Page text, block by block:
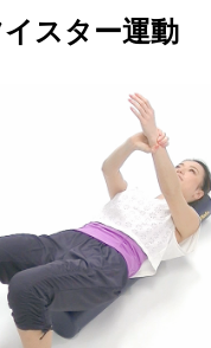
イスター運動